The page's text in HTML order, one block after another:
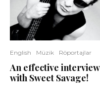
English Müzik Röportajlar
An effective interview
with Sweet Savage!